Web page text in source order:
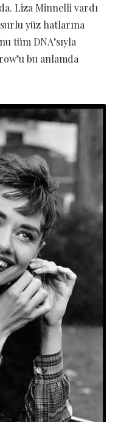
Liza Minnelli vardı
yüz hatlarına
tüm DNA’sıyla
bu anlamda